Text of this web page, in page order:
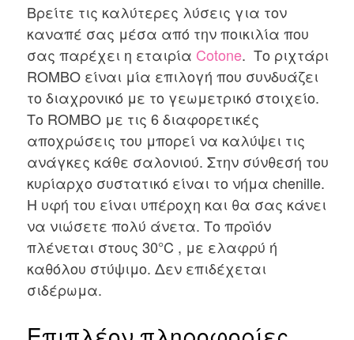
Βρείτε τις καλύτερες λύσεις για τον
καναπέ σας μέσα από την ποικιλία που
σας παρέχει η εταιρία Cotone. Το ριχτάρι
ROMBO είναι μία επιλογή που συνδυάζει
το διαχρονικό με το γεωμετρικό στοιχείο.
Το ROMBO με τις 6 διαφορετικές
αποχρώσεις του μπορεί να καλύψει τις
ανάγκες κάθε σαλονιού. Στην σύνθεσή του
κυρίαρχο συστατικό είναι το νήμα chenille.
Η υφή του είναι υπέροχη και θα σας κάνει
να νιώσετε πολύ άνετα. Το προϊόν
πλένεται στους 30°C , με ελαφρύ ή
καθόλου στύψιμο. Δεν επιδέχεται
σιδέρωμα.